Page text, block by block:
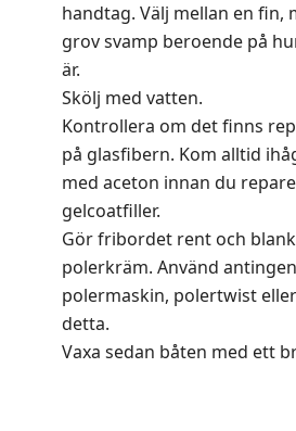
handtag. Välj mellan en fin,
grov svamp beroende på
är.
Skölj med vatten.
Kontrollera om det finns
på glasfibern. Kom alltid
med aceton innan du
gelcoatfiller.
Gör fribordet rent och
polerkräm. Använd
polermaskin, polertwist
detta.
Vaxa sedan båten med ett